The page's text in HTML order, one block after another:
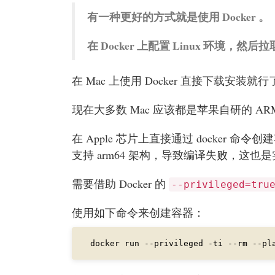
有一种更好的方式就是使用 Docker 。
在 Docker 上配置 Linux 环境，然后
在 Mac 上使用 Docker 直接下载安装就
现在大多数 Mac 应该都是苹果自研的
在 Apple 芯片上直接通过 docker 命令创
支持 arm64 架构，导致编译失败，这也
需要借助 Docker 的
--privileged=true
使用如下命令来创建容器：